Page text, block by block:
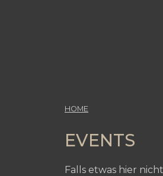
HOME
EVENTS
Falls etwas hier